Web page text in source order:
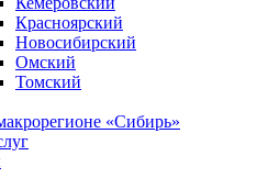
Красноярский
Новосибирский
Омский
Томский
«Сибирь»